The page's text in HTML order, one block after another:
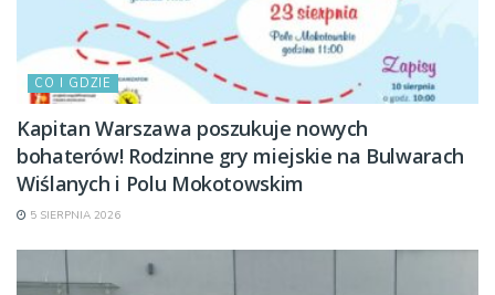
CO I GDZIE
Kapitan Warszawa poszukuje nowych
bohaterów! Rodzinne gry miejskie na Bulwarach
Wiślanych i Polu Mokotowskim
5 SIERPNIA 2026